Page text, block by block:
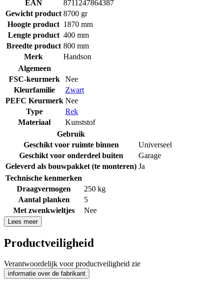
EAN
8711247864387
Gewicht product 8700 gr
Hoogte product 1870 mm
Lengte product 400 mm
Breedte product 800 mm
Merk
Handson
Algemeen
FSC-keurmerk
Nee
Kleurfamilie
Zwart
PEFC Keurmerk Nee
Type
Rek
Materiaal
Kunststof
Gebruik
Geschikt voor ruimte binnen
Universeel
Geschikt voor onderdeel buiten
Garage
Geleverd als bouwpakket (te monteren) Ja
Technische kenmerken
Draagvermogen
250 kg
Aantal planken
5
Met zwenkwieltjes
Nee
Lees meer
Productveiligheid
Verantwoordelijk voor productveiligheid zie
informatie over de fabrikant